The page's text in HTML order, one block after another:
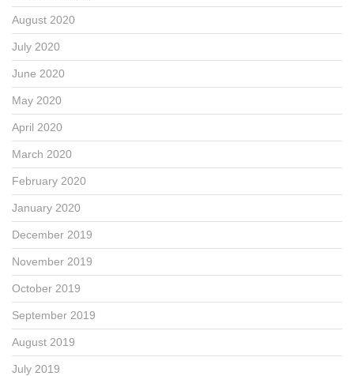
August 2020
July 2020
June 2020
May 2020
April 2020
March 2020
February 2020
January 2020
December 2019
November 2019
October 2019
September 2019
August 2019
July 2019